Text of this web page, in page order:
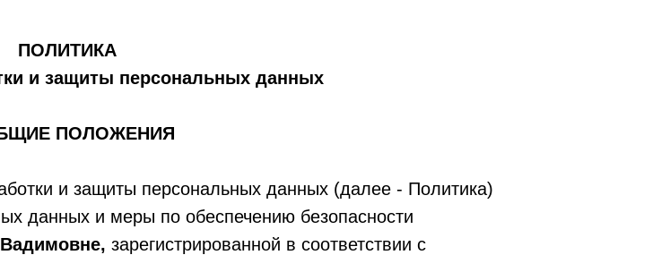
ПОЛИТИКА
и защиты персональных данных
ПОЛОЖЕНИЯ
и защиты персональных данных (далее - Политика)
данных и меры по обеспечению безопасности
зарегистрированной в соответствии с